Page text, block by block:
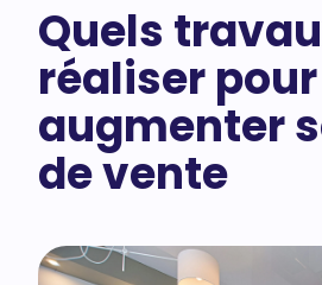
Quels
réaliser pour
augmenter
de vente